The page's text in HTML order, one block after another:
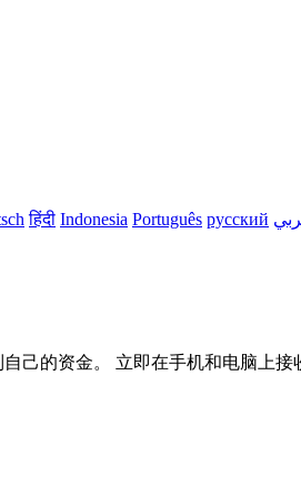
हिंदी Indonesia Português русский
己的资金。 立即在手机和电脑上